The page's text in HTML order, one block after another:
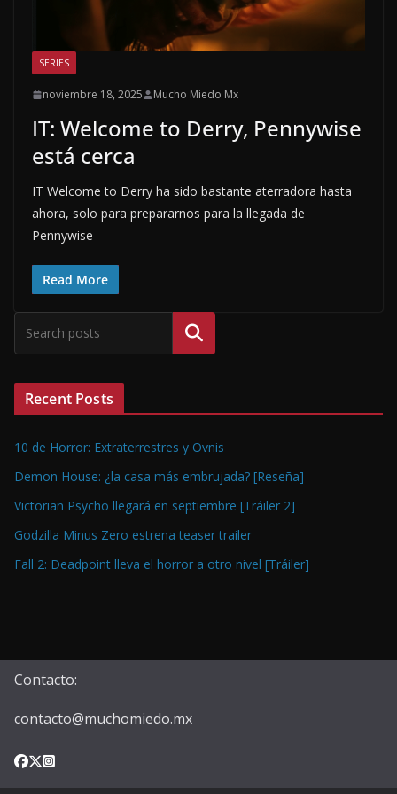
SERIES
noviembre 18, 2025 Mucho Miedo Mx
IT: Welcome to Derry, Pennywise
está cerca
IT Welcome to Derry ha sido bastante aterradora hasta
ahora, solo para prepararnos para la llegada de
Pennywise
Read More
Buscar
Recent Posts
10 de Horror: Extraterrestres y Ovnis
Demon House: ¿la casa más embrujada? [Reseña]
Victorian Psycho llegará en septiembre [Tráiler 2]
Godzilla Minus Zero estrena teaser trailer
Fall 2: Deadpoint lleva el horror a otro nivel [Tráiler]
Contacto:
contacto@muchomiedo.mx